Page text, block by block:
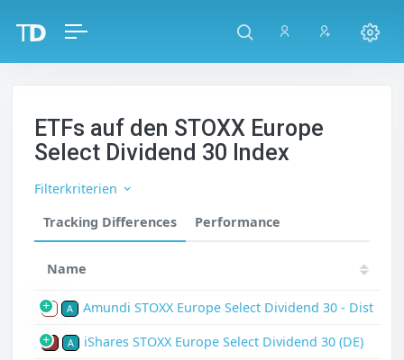
ETFs auf den STOXX Europe
Select Dividend 30 Index
Filterkriterien
Tracking Differences
Performance
Name
S A Amundi STOXX Europe Select Dividend 30 - Dist
P A iShares STOXX Europe Select Dividend 30 (DE)